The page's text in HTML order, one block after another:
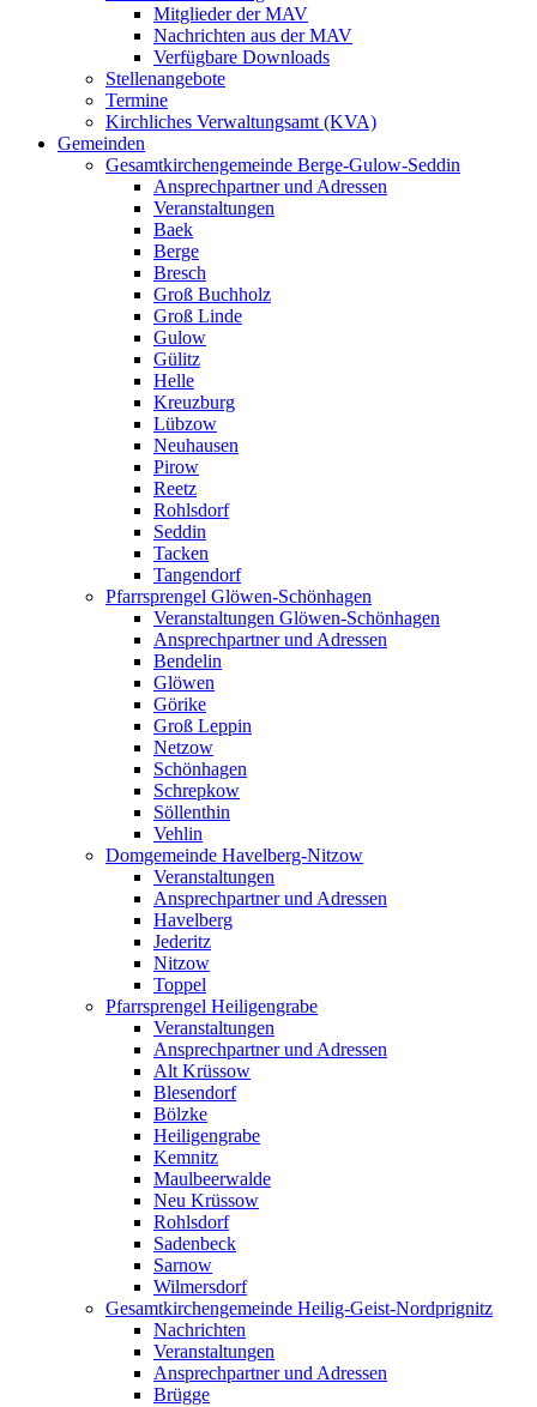
Mitglieder der MAV
Nachrichten aus der MAV
Verfügbare Downloads
Stellenangebote
Termine
Kirchliches Verwaltungsamt (KVA)
Gemeinden
Gesamtkirchengemeinde Berge-Gulow-Seddin
Ansprechpartner und Adressen
Veranstaltungen
Baek
Berge
Bresch
Groß Buchholz
Groß Linde
Gulow
Gülitz
Helle
Kreuzburg
Lübzow
Neuhausen
Pirow
Reetz
Rohlsdorf
Seddin
Tacken
Tangendorf
Pfarrsprengel Glöwen-Schönhagen
Veranstaltungen Glöwen-Schönhagen
Ansprechpartner und Adressen
Bendelin
Glöwen
Görike
Groß Leppin
Netzow
Schönhagen
Schrepkow
Söllenthin
Vehlin
Domgemeinde Havelberg-Nitzow
Veranstaltungen
Ansprechpartner und Adressen
Havelberg
Jederitz
Nitzow
Toppel
Pfarrsprengel Heiligengrabe
Veranstaltungen
Ansprechpartner und Adressen
Alt Krüssow
Blesendorf
Bölzke
Heiligengrabe
Kemnitz
Maulbeerwalde
Neu Krüssow
Rohlsdorf
Sadenbeck
Sarnow
Wilmersdorf
Gesamtkirchengemeinde Heilig-Geist-Nordprignitz
Nachrichten
Veranstaltungen
Ansprechpartner und Adressen
Brügge